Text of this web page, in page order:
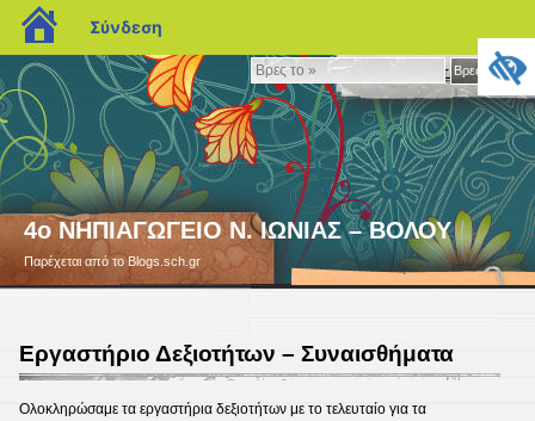
Βρες
το
»
Βρες το »
4ο ΝΗΠΙΑΓΩΓΕΙΟ Ν. ΙΩΝΙΑΣ – ΒΟΛΟΥ
Παρέχεται από το Blogs.sch.gr
Εργαστήριο Δεξιοτήτων – Συναισθήματα
Ολοκληρώσαμε τα εργαστήρια δεξιοτήτων με το τελευταίο για τα
blogs.sch.gr
Σύνδεση